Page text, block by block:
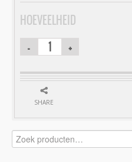
HOEVEELHEID
SHARE
Zoeken
naar: